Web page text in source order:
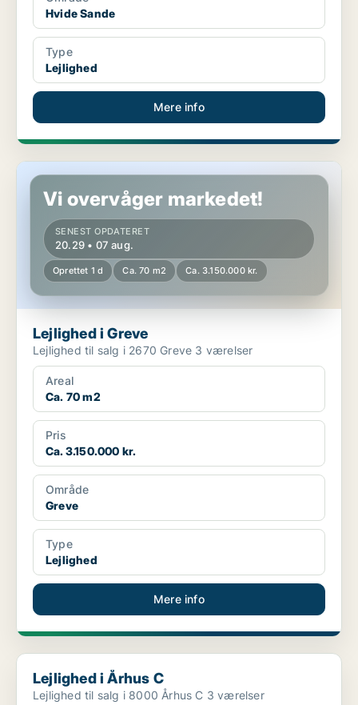
Hvide Sande
Type
Lejlighed
Mere info
Lejlighed i Greve
Vi overvåger markedet!
SENEST OPDATERET
20.29 • 07 aug.
Oprettet 1 d Ca. 70 m2 Ca. 3.150.000 kr.
Lejlighed i Greve
Lejlighed til salg i 2670 Greve 3 værelser
Areal
Ca. 70 m2
Pris
Ca. 3.150.000 kr.
Område
Greve
Type
Lejlighed
Mere info
Lejlighed i Århus C
Lejlighed i Århus C
Lejlighed til salg i 8000 Århus C 3 værelser